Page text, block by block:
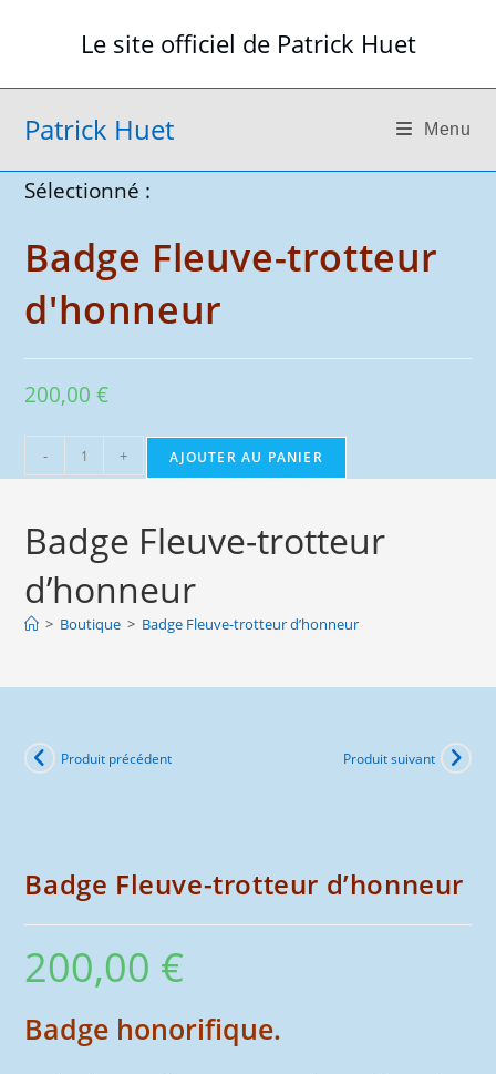
Le site officiel de Patrick Huet
Patrick Huet Menu
Sélectionné :
Badge Fleuve-trotteur
d'honneur
200,00€
quantité
de
Fleuve-
trotteur
d'honneur
- + AJOUTER AU PANIER
Badge Fleuve-trotteur
d’honneur
> Boutique > Badge Fleuve-trotteur d’honneur
Produit précédent Produit suivant
Badge Fleuve-trotteur d’honneur
200,00 €
Badge honorifique.